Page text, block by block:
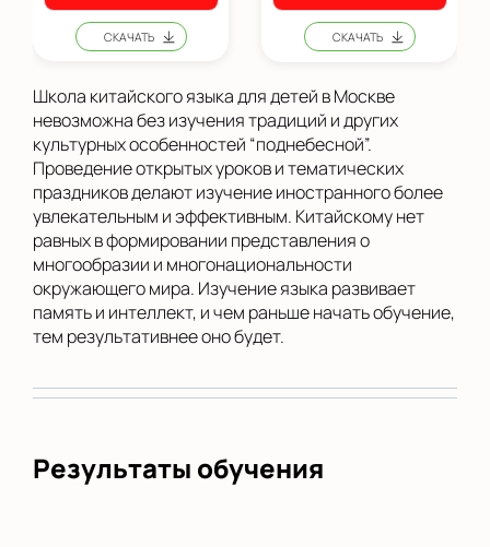
Школа китайского языка для детей в Москве
невозможна без изучения традиций и других
культурных особенностей “поднебесной”.
Проведение открытых уроков и тематических
праздников делают изучение иностранного более
увлекательным и эффективным. Китайскому нет
равных в формировании представления о
многообразии и многонациональности
окружающего мира. Изучение языка развивает
память и интеллект, и чем раньше начать обучение,
тем результативнее оно будет.
Результаты обучения